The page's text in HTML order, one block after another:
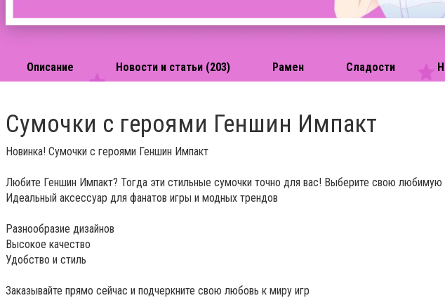
Описание Новости и статьи (203) Рамен Сладости
Сумочки с героями Геншин Импакт
Новинка! Сумочки с героями Геншин Импакт
Любите Геншин Импакт? Тогда эти стильные сумочки точно для вас! Выберите свою
Идеальный аксессуар для фанатов игры и модных трендов
Разнообразие дизайнов
Высокое качество
Удобство и стиль
Заказывайте прямо сейчас и подчеркните свою любовь к миру игр